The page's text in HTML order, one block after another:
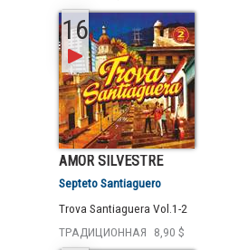
16
AMOR SILVESTRE
Septeto Santiaguero
Trova Santiaguera Vol.1-2
ТРАДИЦИОННАЯ
8,90 $